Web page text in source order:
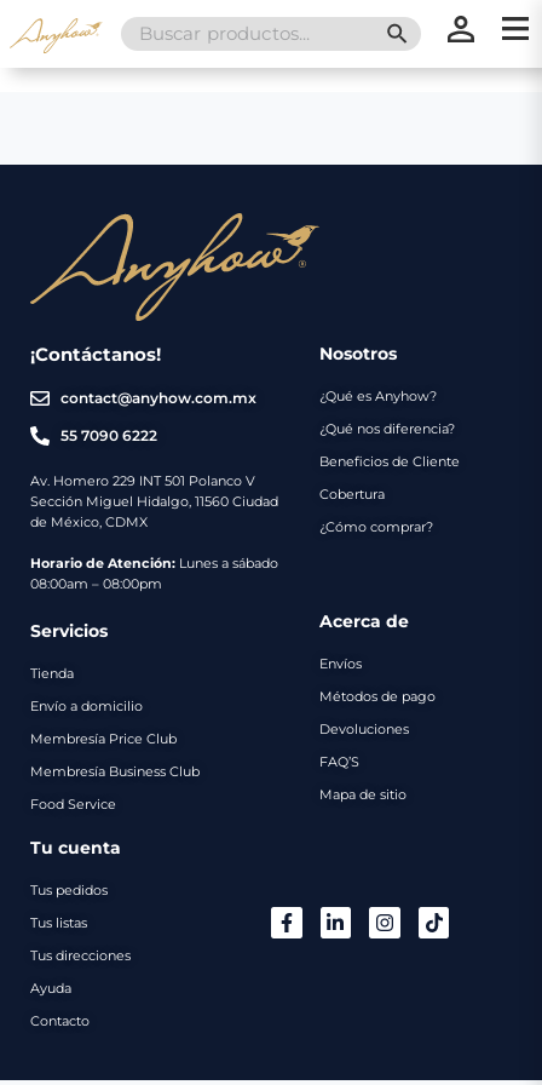
Search
for:
SEARCH
¡Contáctanos!
contact@anyhow.com.mx
55 7090 6222
Av. Homero 229 INT 501 Polanco V
Sección Miguel Hidalgo, 11560 Ciudad
de México, CDMX
Horario de Atención: Lunes a sábado
08:00am – 08:00pm
Nosotros
¿Qué es Anyhow?
¿Qué nos diferencia?
Beneficios de Cliente
Cobertura
¿Cómo comprar?
Servicios
Tienda
Envío a domicilio
Membresía Price Club
Membresía Business Club
Food Service
Acerca de
Envíos
Métodos de pago
Devoluciones
FAQ’S
Mapa de sitio
Tu cuenta
Tus pedidos
Tus listas
Tus direcciones
Ayuda
Contacto
Nosotros
Servicios
Envíos
Métodos
de
Catálogo
Regalos
Contacto